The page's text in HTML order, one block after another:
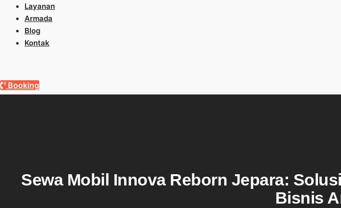
Layanan
Armada
Blog
Kontak
Booking
Sewa Mobil Innova Reborn Jepara:
Bisnis